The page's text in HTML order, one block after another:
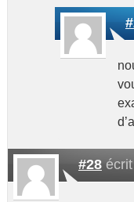
#28écrit